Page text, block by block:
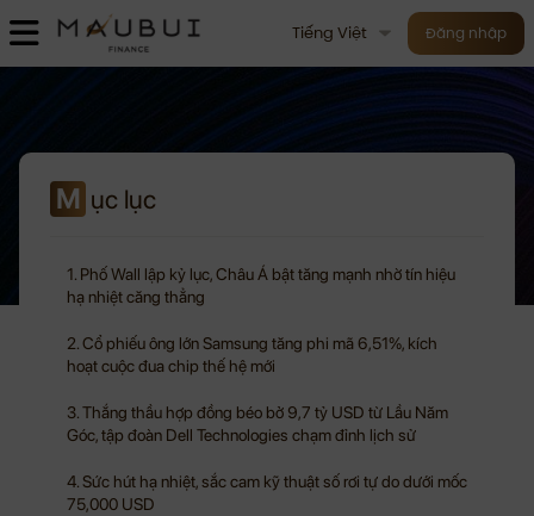
Tiếng Việt Đăng nhập
M ục lục
1. Phố Wall lập kỷ lục, Châu Á bật tăng mạnh nhờ tín hiệu
hạ nhiệt căng thẳng
2. Cổ phiếu ông lớn Samsung tăng phi mã 6,51%, kích
hoạt cuộc đua chip thế hệ mới
3. Thắng thầu hợp đồng béo bở 9,7 tỷ USD từ Lầu Năm
Góc, tập đoàn Dell Technologies chạm đỉnh lịch sử
4. Sức hút hạ nhiệt, sắc cam kỹ thuật số rơi tự do dưới mốc
75,000 USD